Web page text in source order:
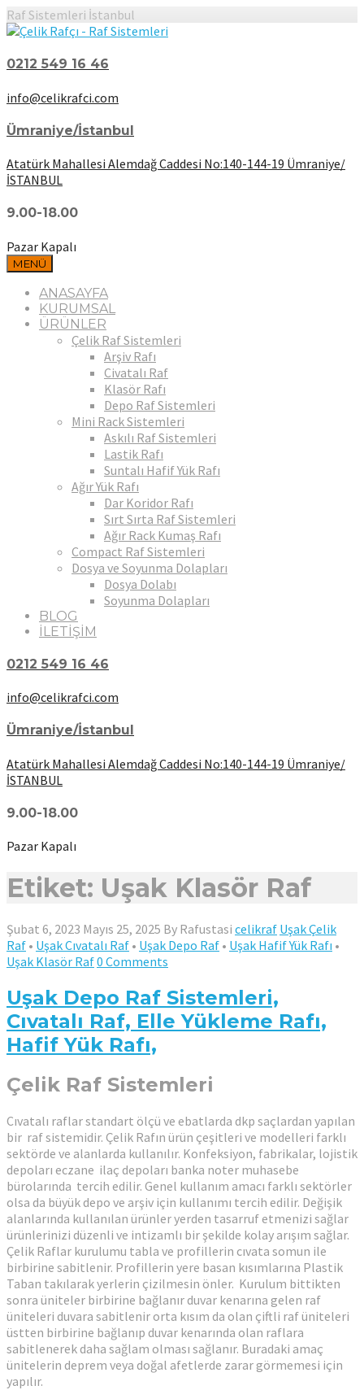
Raf Sistemleri İstanbul
0212 549 16 46
info@celikrafci.com
Ümraniye/İstanbul
Atatürk Mahallesi Alemdağ Caddesi No:140-144-19 Ümraniye/
İSTANBUL
9.00-18.00
Pazar Kapalı
MENÜ
ANASAYFA
KURUMSAL
ÜRÜNLER
Çelik Raf Sistemleri
Arşiv Rafı
Civatalı Raf
Klasör Rafı
Depo Raf Sistemleri
Mini Rack Sistemleri
Askılı Raf Sistemleri
Lastik Rafı
Suntalı Hafif Yük Rafı
Ağır Yük Rafı
Dar Koridor Rafı
Sırt Sırta Raf Sistemleri
Ağır Rack Kumaş Rafı
Compact Raf Sistemleri
Dosya ve Soyunma Dolapları
Dosya Dolabı
Soyunma Dolapları
BLOG
İLETİŞİM
0212 549 16 46
info@celikrafci.com
Ümraniye/İstanbul
Atatürk Mahallesi Alemdağ Caddesi No:140-144-19 Ümraniye/
İSTANBUL
9.00-18.00
Pazar Kapalı
Etiket: Uşak Klasör Raf
Şubat 6, 2023 Mayıs 25, 2025 By Rafustasi celikraf Uşak Çelik
Raf • Uşak Cıvatalı Raf • Uşak Depo Raf • Uşak Hafif Yük Rafı •
Uşak Klasör Raf0 Comments
Uşak Depo Raf Sistemleri,
Cıvatalı Raf, Elle Yükleme Rafı,
Hafif Yük Rafı,
Çelik Raf Sistemleri
Cıvatalı raflar standart ölçü ve ebatlarda dkp saçlardan yapılan
bir raf sistemidir. Çelik Rafın ürün çeşitleri ve modelleri farklı
sektörde ve alanlarda kullanılır. Konfeksiyon, fabrikalar, lojistik
depoları eczane ilaç depoları banka noter muhasebe
bürolarında tercih edilir. Genel kullanım amacı farklı sektörler
olsa da büyük depo ve arşiv için kullanımı tercih edilir. Değişik
alanlarında kullanılan ürünler yerden tasarruf etmenizi sağlar
ürünlerinizi düzenli ve intizamlı bir şekilde kolay arışım sağlar.
Çelik Raflar kurulumu tabla ve profillerin cıvata somun ile
birbirine sabitlenir. Profillerin yere basan kısımlarına Plastik
Taban takılarak yerlerin çizilmesin önler. Kurulum bittikten
sonra üniteler birbirine bağlanır duvar kenarına gelen raf
üniteleri duvara sabitlenir orta kısım da olan çiftli raf üniteleri
üstten birbirine bağlanıp duvar kenarında olan raflara
sabitlenerek daha sağlam olması sağlanır. Buradaki amaç
ünitelerin deprem veya doğal afetlerde zarar görmemesi için
yapılır.